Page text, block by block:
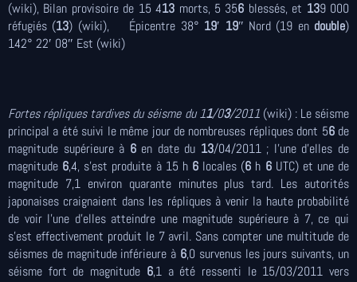
(wiki), Bilan provisoire de 15 413 morts, 5 356 blessés, et 139 000
réfugiés (13) (wiki), Épicentre 38° 19′ 19″ Nord (19 en double)
142° 22′ 08″ Est (wiki)
Fortes répliques tardives du séisme du 11/03/2011(wiki) : Le séisme
principal a été suivi le même jour de nombreuses répliques dont 56de
magnitude supérieure à 6en date du 13/04/2011 ; l’une d’elles de
magnitude 6,4, s’est produite à 15 h 6locales (6 h 6UTC) et une de
magnitude 7,1 environ quarante minutes plus tard. Les autorités
japonaises craignaient dans les répliques à venir la haute probabilité
de voir l’une d’elles atteindre une magnitude supérieure à 7, ce qui
s'est effectivement produit le 7 avril. Sans compter une multitude de
séismes de magnitude inférieure à 6,0 survenus les jours suivants, un
séisme fort de magnitude 6,1 a été ressenti le 15/03/2011 vers